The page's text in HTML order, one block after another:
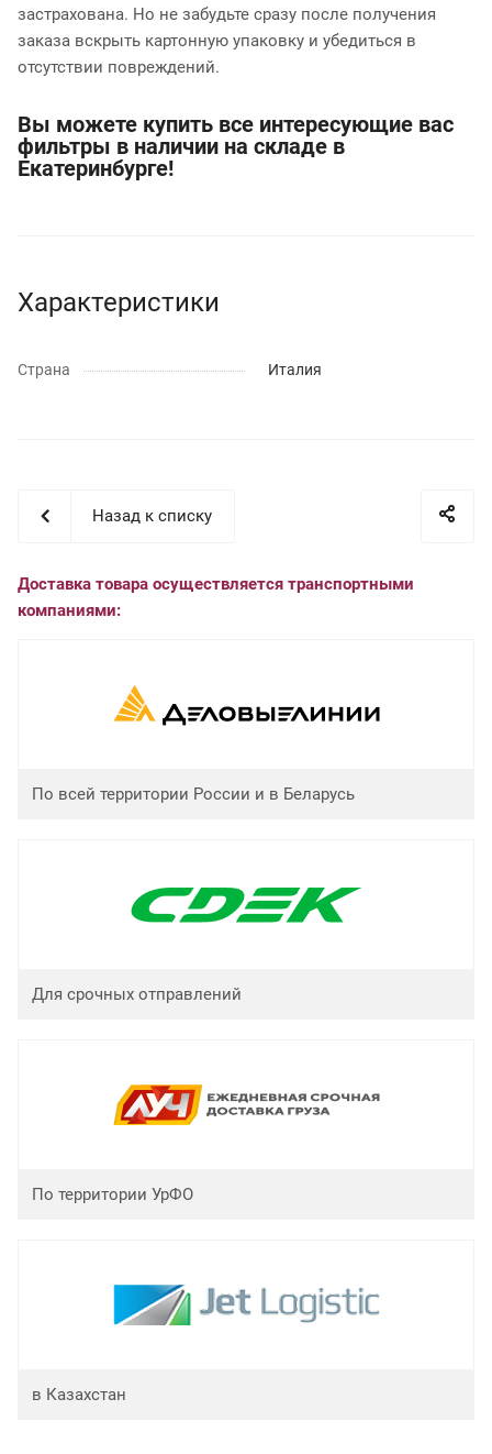
застрахована. Но не забудьте сразу после получения
заказа вскрыть картонную упаковку и убедиться в
отсутствии повреждений.
Вы можете купить все интересующие вас
фильтры в наличии на складе в
Екатеринбурге!
Характеристики
Страна Италия
Назад к списку
Доставка товара осуществляется транспортными
компаниями:
По всей территории России и в Беларусь
Для срочных отправлений
По территории УрФО
в Казахстан